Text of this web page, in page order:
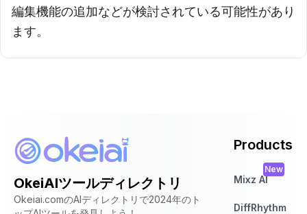
編集機能の追加などが検討されている可能性があり
ます。
OkeiAIツールディレクトリ
Okeiai.comのAIディレクトリで2024年のト
Products
Mixz AI
New
DiffRhythm